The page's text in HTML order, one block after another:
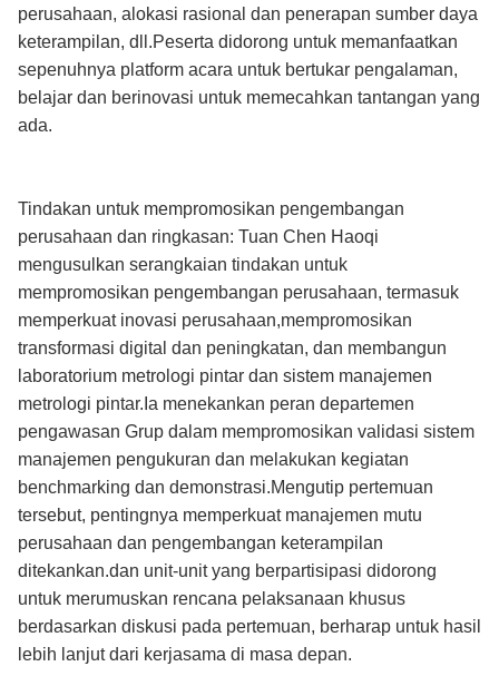
perusahaan, alokasi rasional dan penerapan sumber daya
keterampilan, dll.Peserta didorong untuk memanfaatkan
sepenuhnya platform acara untuk bertukar pengalaman,
belajar dan berinovasi untuk memecahkan tantangan yang
ada.
Tindakan untuk mempromosikan pengembangan
perusahaan dan ringkasan: Tuan Chen Haoqi
mengusulkan serangkaian tindakan untuk
mempromosikan pengembangan perusahaan, termasuk
memperkuat inovasi perusahaan,mempromosikan
transformasi digital dan peningkatan, dan membangun
laboratorium metrologi pintar dan sistem manajemen
metrologi pintar.Ia menekankan peran departemen
pengawasan Grup dalam mempromosikan validasi sistem
manajemen pengukuran dan melakukan kegiatan
benchmarking dan demonstrasi.Mengutip pertemuan
tersebut, pentingnya memperkuat manajemen mutu
perusahaan dan pengembangan keterampilan
ditekankan.dan unit-unit yang berpartisipasi didorong
untuk merumuskan rencana pelaksanaan khusus
berdasarkan diskusi pada pertemuan, berharap untuk hasil
lebih lanjut dari kerjasama di masa depan.